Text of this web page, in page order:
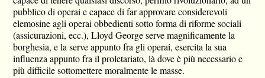
pubblico di operai e capace di far approvare considerevoli
elemosine agli operai obbedienti sotto forma di riforme sociali
(assicurazioni, ecc.), Lloyd George serve magnificamente la
borghesia, e la serve appunto fra gli operai, esercita la sua
influenza appunto fra il proletariato, là dove è più necessario e
più difficile sottomettere moralmente le masse.